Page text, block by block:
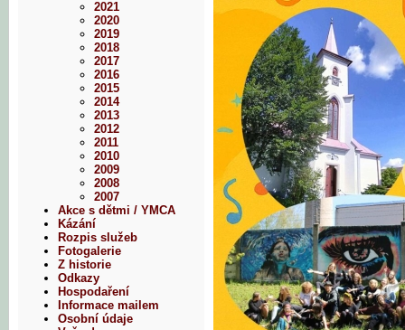
2021
2020
2019
2018
2017
2016
2015
2014
2013
2012
2011
2010
2009
2008
2007
Akce s dětmi / YMCA
Kázání
Rozpis služeb
Fotogalerie
Z historie
Odkazy
Hospodaření
Informace mailem
Osobní údaje